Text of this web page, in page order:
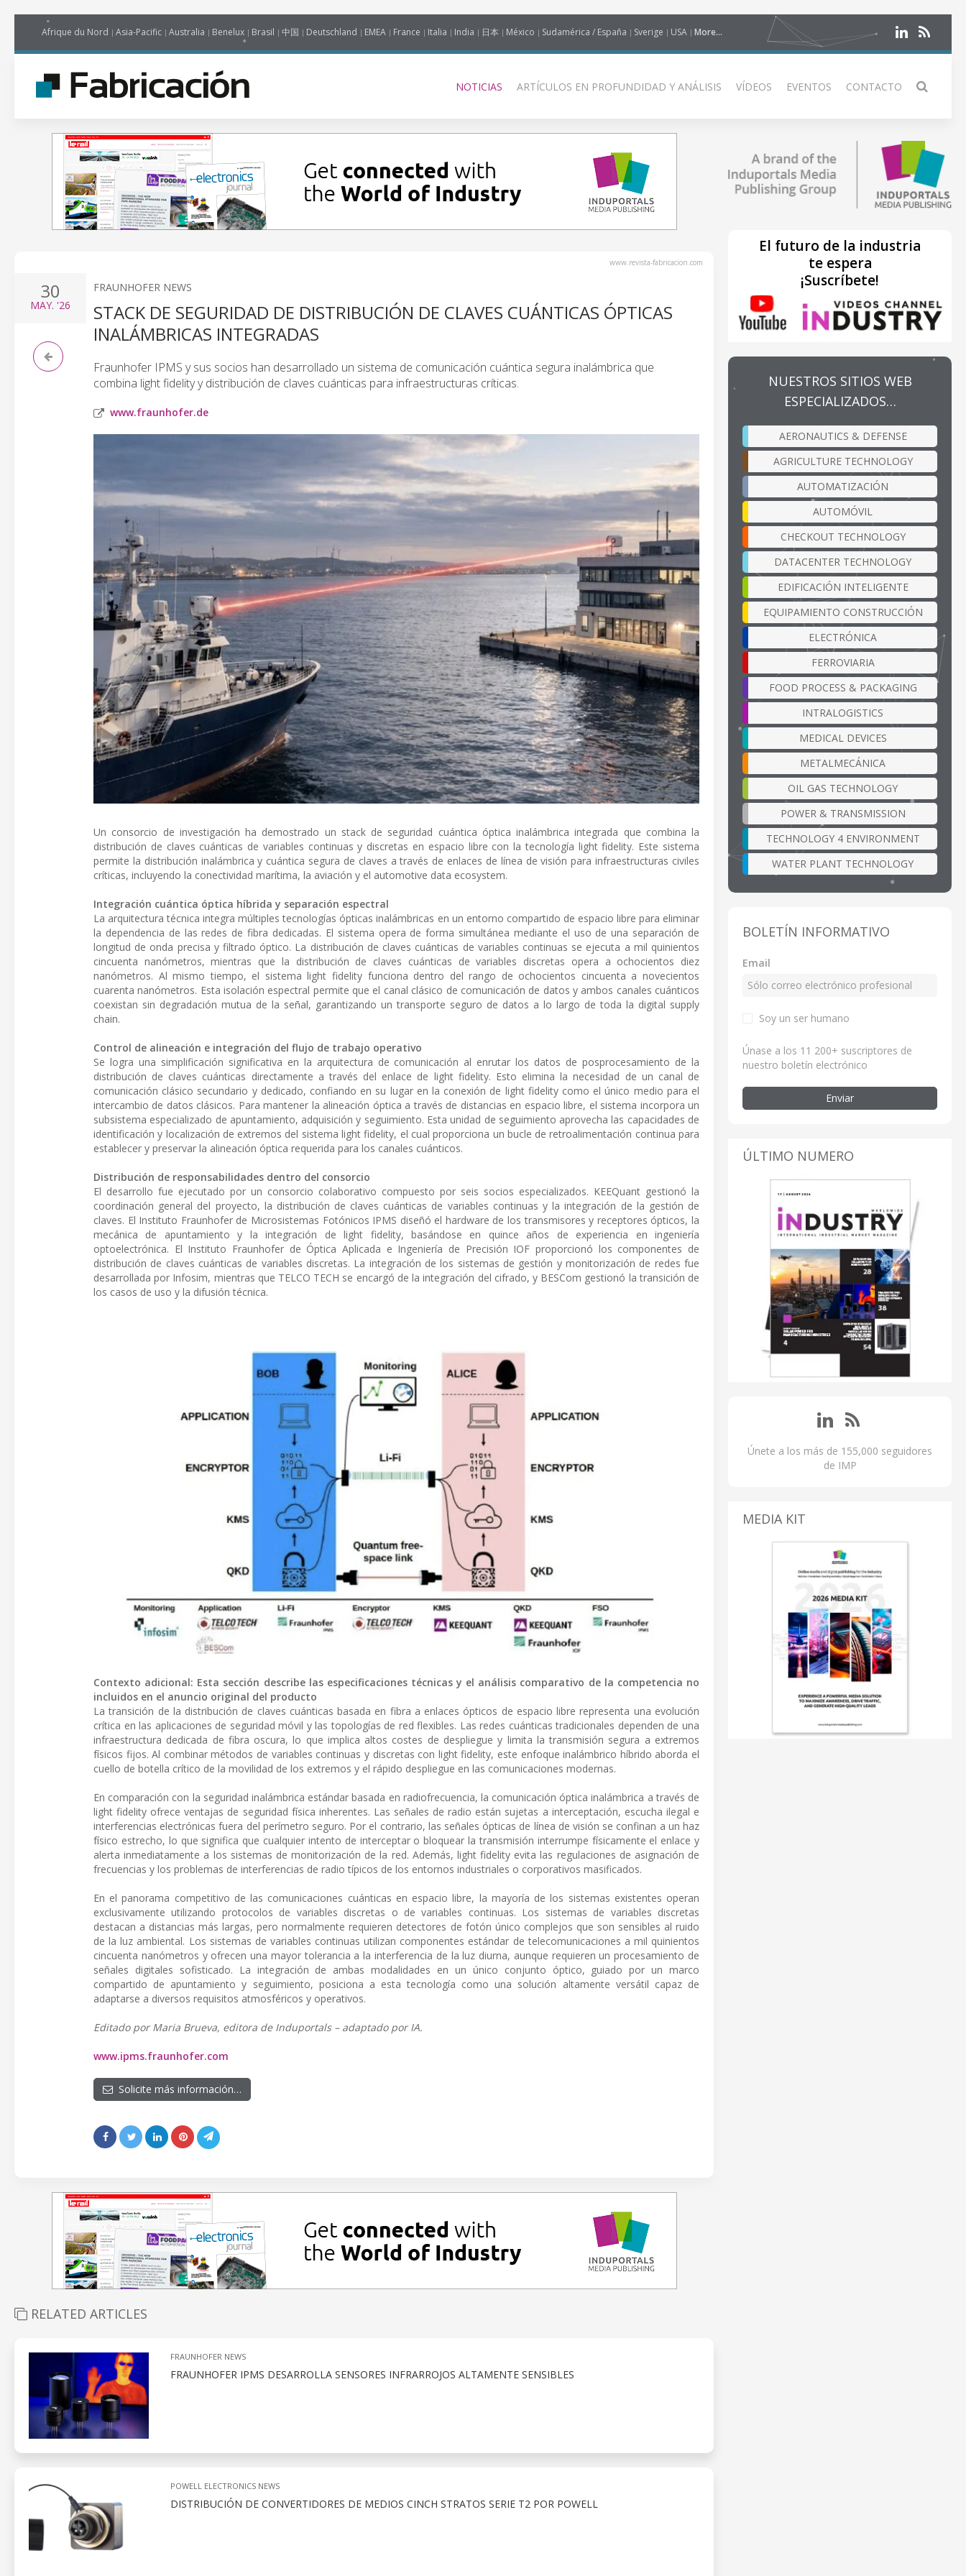
Afrique du Nord Asia-Pacific Australia Benelux Brasil 中国 Deutschland EMEA France Italia India 日本 México Sudamérica / España Sverige USA More...
NOTICIAS ARTÍCULOS EN PROFUNDIDAD Y ANÁLISIS VÍDEOS EVENTOS CONTACTO
www.revista-fabricacion.com
30
MAY. '26
FRAUNHOFER NEWS
STACK DE SEGURIDAD DE DISTRIBUCIÓN DE CLAVES CUÁNTICAS ÓPTICAS
INALÁMBRICAS INTEGRADAS
Fraunhofer IPMS y sus socios han desarrollado un sistema de comunicación cuántica segura inalámbrica que
combina light fidelity y distribución de claves cuánticas para infraestructuras críticas.
www.fraunhofer.de
Un consorcio de investigación ha demostrado un stack de seguridad cuántica óptica inalámbrica integrada que combina la
distribución de claves cuánticas de variables continuas y discretas en espacio libre con la tecnología light fidelity. Este sistema
permite la distribución inalámbrica y cuántica segura de claves a través de enlaces de línea de visión para infraestructuras civiles
críticas, incluyendo la conectividad marítima, la aviación y el automotive data ecosystem.
Integración cuántica óptica híbrida y separación espectral
La arquitectura técnica integra múltiples tecnologías ópticas inalámbricas en un entorno compartido de espacio libre para eliminar
la dependencia de las redes de fibra dedicadas. El sistema opera de forma simultánea mediante el uso de una separación de
longitud de onda precisa y filtrado óptico. La distribución de claves cuánticas de variables continuas se ejecuta a mil quinientos
cincuenta nanómetros, mientras que la distribución de claves cuánticas de variables discretas opera a ochocientos diez
nanómetros. Al mismo tiempo, el sistema light fidelity funciona dentro del rango de ochocientos cincuenta a novecientos
cuarenta nanómetros. Esta isolación espectral permite que el canal clásico de comunicación de datos y ambos canales cuánticos
coexistan sin degradación mutua de la señal, garantizando un transporte seguro de datos a lo largo de toda la digital supply
chain.
Control de alineación e integración del flujo de trabajo operativo
Se logra una simplificación significativa en la arquitectura de comunicación al enrutar los datos de posprocesamiento de la
distribución de claves cuánticas directamente a través del enlace de light fidelity. Esto elimina la necesidad de un canal de
comunicación clásico secundario y dedicado, confiando en su lugar en la conexión de light fidelity como el único medio para el
intercambio de datos clásicos. Para mantener la alineación óptica a través de distancias en espacio libre, el sistema incorpora un
subsistema especializado de apuntamiento, adquisición y seguimiento. Esta unidad de seguimiento aprovecha las capacidades de
identificación y localización de extremos del sistema light fidelity, el cual proporciona un bucle de retroalimentación continua para
establecer y preservar la alineación óptica requerida para los canales cuánticos.
Distribución de responsabilidades dentro del consorcio
El desarrollo fue ejecutado por un consorcio colaborativo compuesto por seis socios especializados. KEEQuant gestionó la
coordinación general del proyecto, la distribución de claves cuánticas de variables continuas y la integración de la gestión de
claves. El Instituto Fraunhofer de Microsistemas Fotónicos IPMS diseñó el hardware de los transmisores y receptores ópticos, la
mecánica de apuntamiento y la integración de light fidelity, basándose en quince años de experiencia en ingeniería
optoelectrónica. El Instituto Fraunhofer de Óptica Aplicada e Ingeniería de Precisión IOF proporcionó los componentes de
distribución de claves cuánticas de variables discretas. La integración de los sistemas de gestión y monitorización de redes fue
desarrollada por Infosim, mientras que TELCO TECH se encargó de la integración del cifrado, y BESCom gestionó la transición de
los casos de uso y la difusión técnica.
Contexto adicional: Esta sección describe las especificaciones técnicas y el análisis comparativo de la competencia no
incluidos en el anuncio original del producto
La transición de la distribución de claves cuánticas basada en fibra a enlaces ópticos de espacio libre representa una evolución
crítica en las aplicaciones de seguridad móvil y las topologías de red flexibles. Las redes cuánticas tradicionales dependen de una
infraestructura dedicada de fibra oscura, lo que implica altos costes de despliegue y limita la transmisión segura a extremos
físicos fijos. Al combinar métodos de variables continuas y discretas con light fidelity, este enfoque inalámbrico híbrido aborda el
cuello de botella crítico de la movilidad de los extremos y el rápido despliegue en las comunicaciones modernas.
En comparación con la seguridad inalámbrica estándar basada en radiofrecuencia, la comunicación óptica inalámbrica a través de
light fidelity ofrece ventajas de seguridad física inherentes. Las señales de radio están sujetas a interceptación, escucha ilegal e
interferencias electrónicas fuera del perímetro seguro. Por el contrario, las señales ópticas de línea de visión se confinan a un haz
físico estrecho, lo que significa que cualquier intento de interceptar o bloquear la transmisión interrumpe físicamente el enlace y
alerta inmediatamente a los sistemas de monitorización de la red. Además, light fidelity evita las regulaciones de asignación de
frecuencias y los problemas de interferencias de radio típicos de los entornos industriales o corporativos masificados.
En el panorama competitivo de las comunicaciones cuánticas en espacio libre, la mayoría de los sistemas existentes operan
exclusivamente utilizando protocolos de variables discretas o de variables continuas. Los sistemas de variables discretas
destacan a distancias más largas, pero normalmente requieren detectores de fotón único complejos que son sensibles al ruido
de la luz ambiental. Los sistemas de variables continuas utilizan componentes estándar de telecomunicaciones a mil quinientos
cincuenta nanómetros y ofrecen una mayor tolerancia a la interferencia de la luz diurna, aunque requieren un procesamiento de
señales digitales sofisticado. La integración de ambas modalidades en un único conjunto óptico, guiado por un marco
compartido de apuntamiento y seguimiento, posiciona a esta tecnología como una solución altamente versátil capaz de
adaptarse a diversos requisitos atmosféricos y operativos.
Editado por Maria Brueva, editora de Induportals – adaptado por IA.
www.ipms.fraunhofer.com
Solicite más información…
RELATED ARTICLES
FRAUNHOFER NEWS
FRAUNHOFER IPMS DESARROLLA SENSORES INFRARROJOS ALTAMENTE SENSIBLES
POWELL ELECTRONICS NEWS
DISTRIBUCIÓN DE CONVERTIDORES DE MEDIOS CINCH STRATOS SERIE T2 POR POWELL
El futuro de la industria
te espera
¡Suscríbete!
NUESTROS SITIOS WEB
ESPECIALIZADOS…
AERONAUTICS & DEFENSE
AGRICULTURE TECHNOLOGY
AUTOMATIZACIÓN
AUTOMÓVIL
CHECKOUT TECHNOLOGY
DATACENTER TECHNOLOGY
EDIFICACIÓN INTELIGENTE
EQUIPAMIENTO CONSTRUCCIÓN
ELECTRÓNICA
FERROVIARIA
FOOD PROCESS & PACKAGING
INTRALOGISTICS
MEDICAL DEVICES
METALMECÁNICA
OIL GAS TECHNOLOGY
POWER & TRANSMISSION
TECHNOLOGY 4 ENVIRONMENT
WATER PLANT TECHNOLOGY
BOLETÍN INFORMATIVO
Email
Soy un ser humano
Únase a los 11 200+ suscriptores de
nuestro boletín electrónico
Enviar
ÚLTIMO NUMERO
Únete a los más de 155,000 seguidores
de IMP
MEDIA KIT